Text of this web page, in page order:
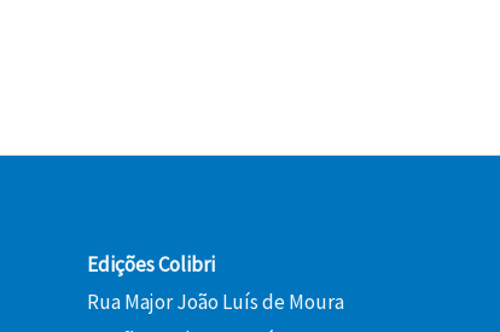
Edições Colibri
Rua Major João Luís de Moura